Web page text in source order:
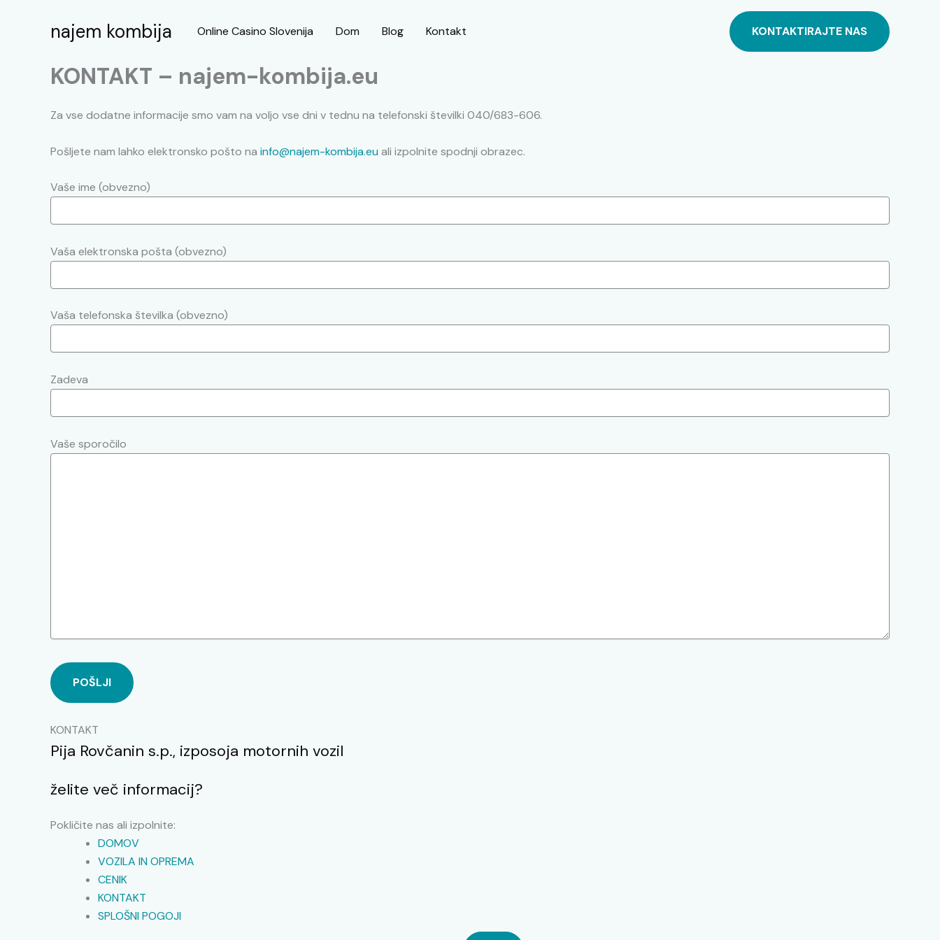
najem kombija Online Casino Slovenija Dom Blog Kontakt KONTAKTIRAJTE NAS
KONTAKT – najem-kombija.eu
Za vse dodatne informacije smo vam na voljo vse dni v tednu na telefonski številki 040/683-606.
Pošljete nam lahko elektronsko pošto na info@najem-kombija.eu ali izpolnite spodnji obrazec.
Vaše ime (obvezno)
Vaša elektronska pošta (obvezno)
Vaša telefonska številka (obvezno)
Zadeva
Vaše sporočilo
KONTAKT
Pija Rovčanin s.p., izposoja motornih vozil
želite več informacij?
Pokličite nas ali izpolnite:
DOMOV
VOZILA IN OPREMA
CENIK
KONTAKT
SPLOŠNI POGOJI